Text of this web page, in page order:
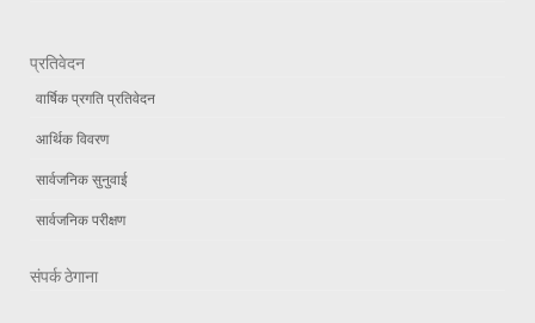
प्रतिवेदन
वार्षिक प्रगति प्रतिवेदन
आर्थिक विवरण
सार्वजनिक सुनुवाई
सार्वजनिक परीक्षण
संपर्क ठेगाना